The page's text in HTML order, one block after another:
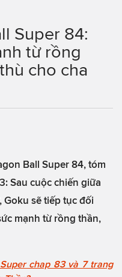
Super 84:
từ rồng
cho cha
Ball Super 84, tóm
Sau cuộc chiến giữa
Goku sẽ tiếp tục đối
mạnh từ rồng thần,
chap 83 và 7 trang